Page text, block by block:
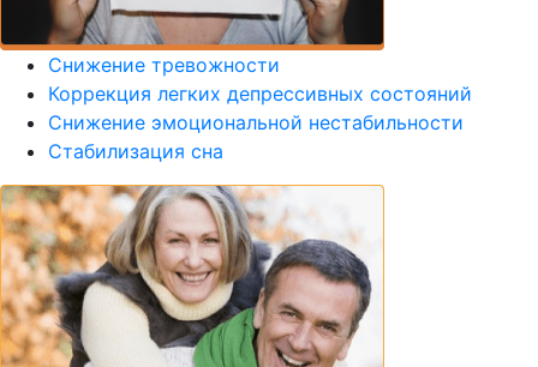
Снижение тревожности
Коррекция легких депрессивных состояний
Снижение эмоциональной нестабильности
Стабилизация сна